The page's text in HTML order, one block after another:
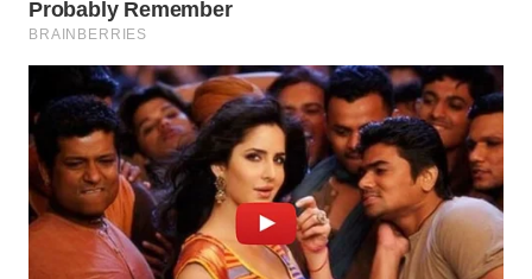
WN
WN
LIKUPANG
WN
LABUANBAJO